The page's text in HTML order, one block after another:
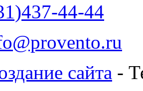
44-44
сайта -